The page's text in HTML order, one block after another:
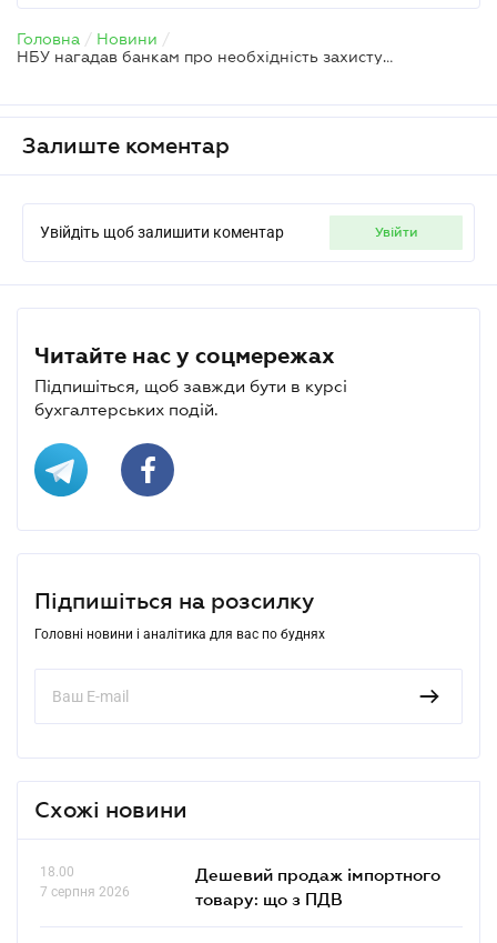
Головна / Новини /
НБУ нагадав банкам про необхідність захисту інтересів мобілізованих клієнтів
Залиште коментар
Увійдіть щоб залишити коментар увійти
Читайте нас у соцмережах
Підпишіться, щоб завжди бути в курсі
бухгалтерських подій.
Підпишіться на розсилку
Головні новини і аналітика для вас по буднях
Схожі новини
18.00
7 серпня 2026
Дешевий продаж імпортного
товару: що з ПДВ